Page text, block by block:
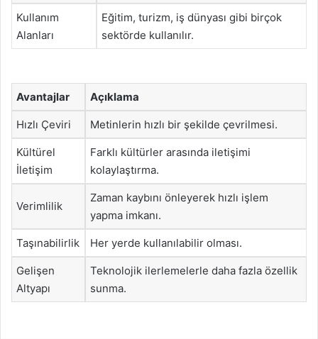
Kullanım
Alanları
Eğitim, turizm, iş dünyası gibi birçok
sektörde kullanılır.
Avantajlar Açıklama
Hızlı Çeviri Metinlerin hızlı bir şekilde çevrilmesi.
Kültürel
İletişim
Farklı kültürler arasında iletişimi
kolaylaştırma.
Verimlilik
Zaman kaybını önleyerek hızlı işlem
yapma imkanı.
Taşınabilirlik Her yerde kullanılabilir olması.
Gelişen
Altyapı
Teknolojik ilerlemelerle daha fazla özellik
sunma.